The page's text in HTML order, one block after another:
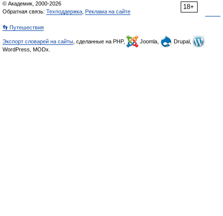
18+
© Академик, 2000-2026
Обратная связь: Техподдержка Реклама на сайте
👣 Путешествия
Экспорт словарей на сайты , сделанные на PHP, Joomla,
Drupal,
WordPress, MODx.